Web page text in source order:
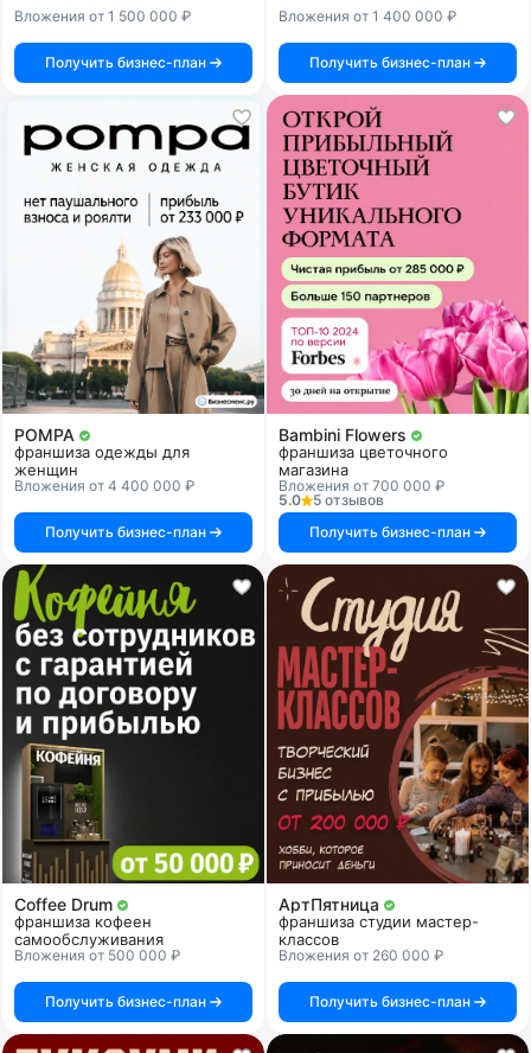
Вложения от 1 500 000 ₽
Получить бизнес-план
Вложения от 1 400 000 ₽
Получить бизнес-план
POMPA
франшиза одежды для
женщин
Вложения от 4 400 000 ₽
Получить бизнес-план
Bambini Flowers
франшиза цветочного
магазина
Вложения от 700 000 ₽
5.0
5 отзывов
Получить бизнес-план
Coffee Drum
франшиза кофеен
самообслуживания
Вложения от 500 000 ₽
Получить бизнес-план
АртПятница
франшиза студии мастер-
классов
Вложения от 260 000 ₽
Получить бизнес-план